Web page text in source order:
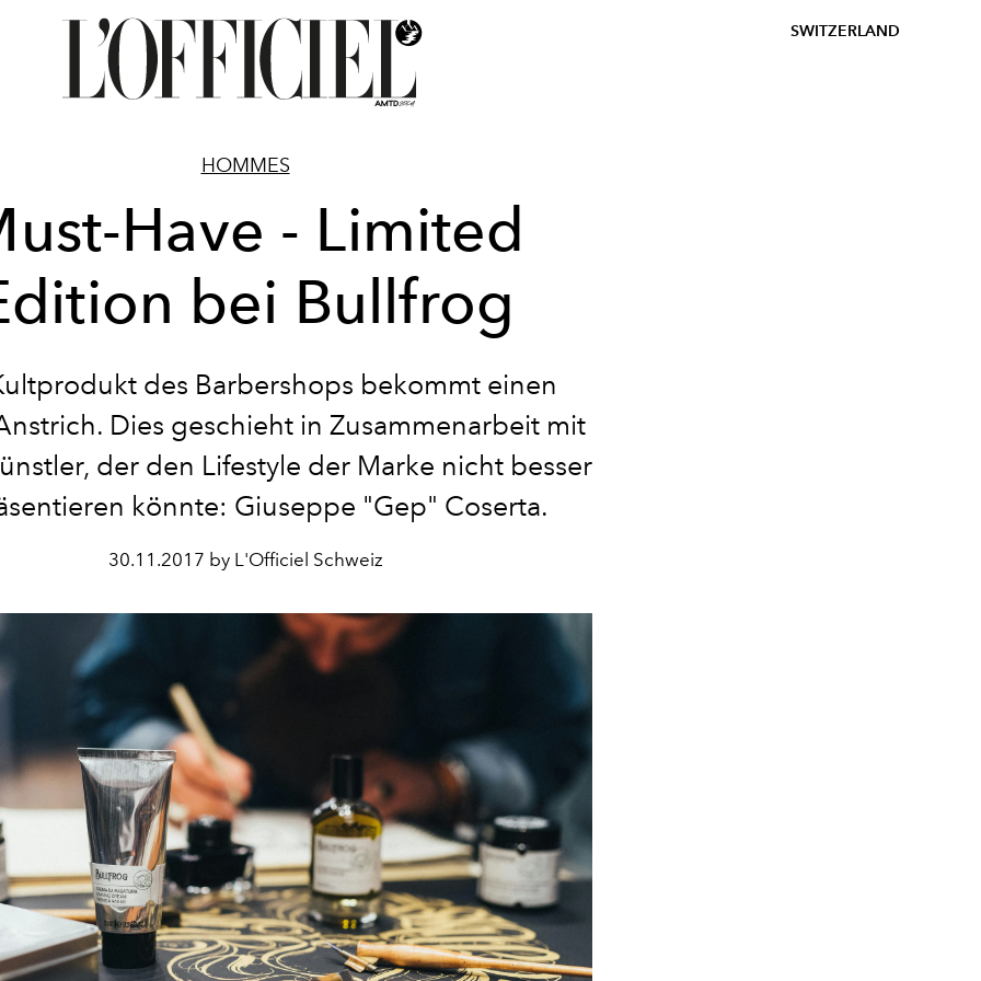
SWITZERLAND
HOMMES
Have - Limited
bei Bullfrog
des Barbershops bekommt einen
Dies geschieht in Zusammenarbeit mit
der den Lifestyle der Marke nicht besser
könnte: Giuseppe "Gep" Coserta.
30.11.2017 by L'Officiel Schweiz